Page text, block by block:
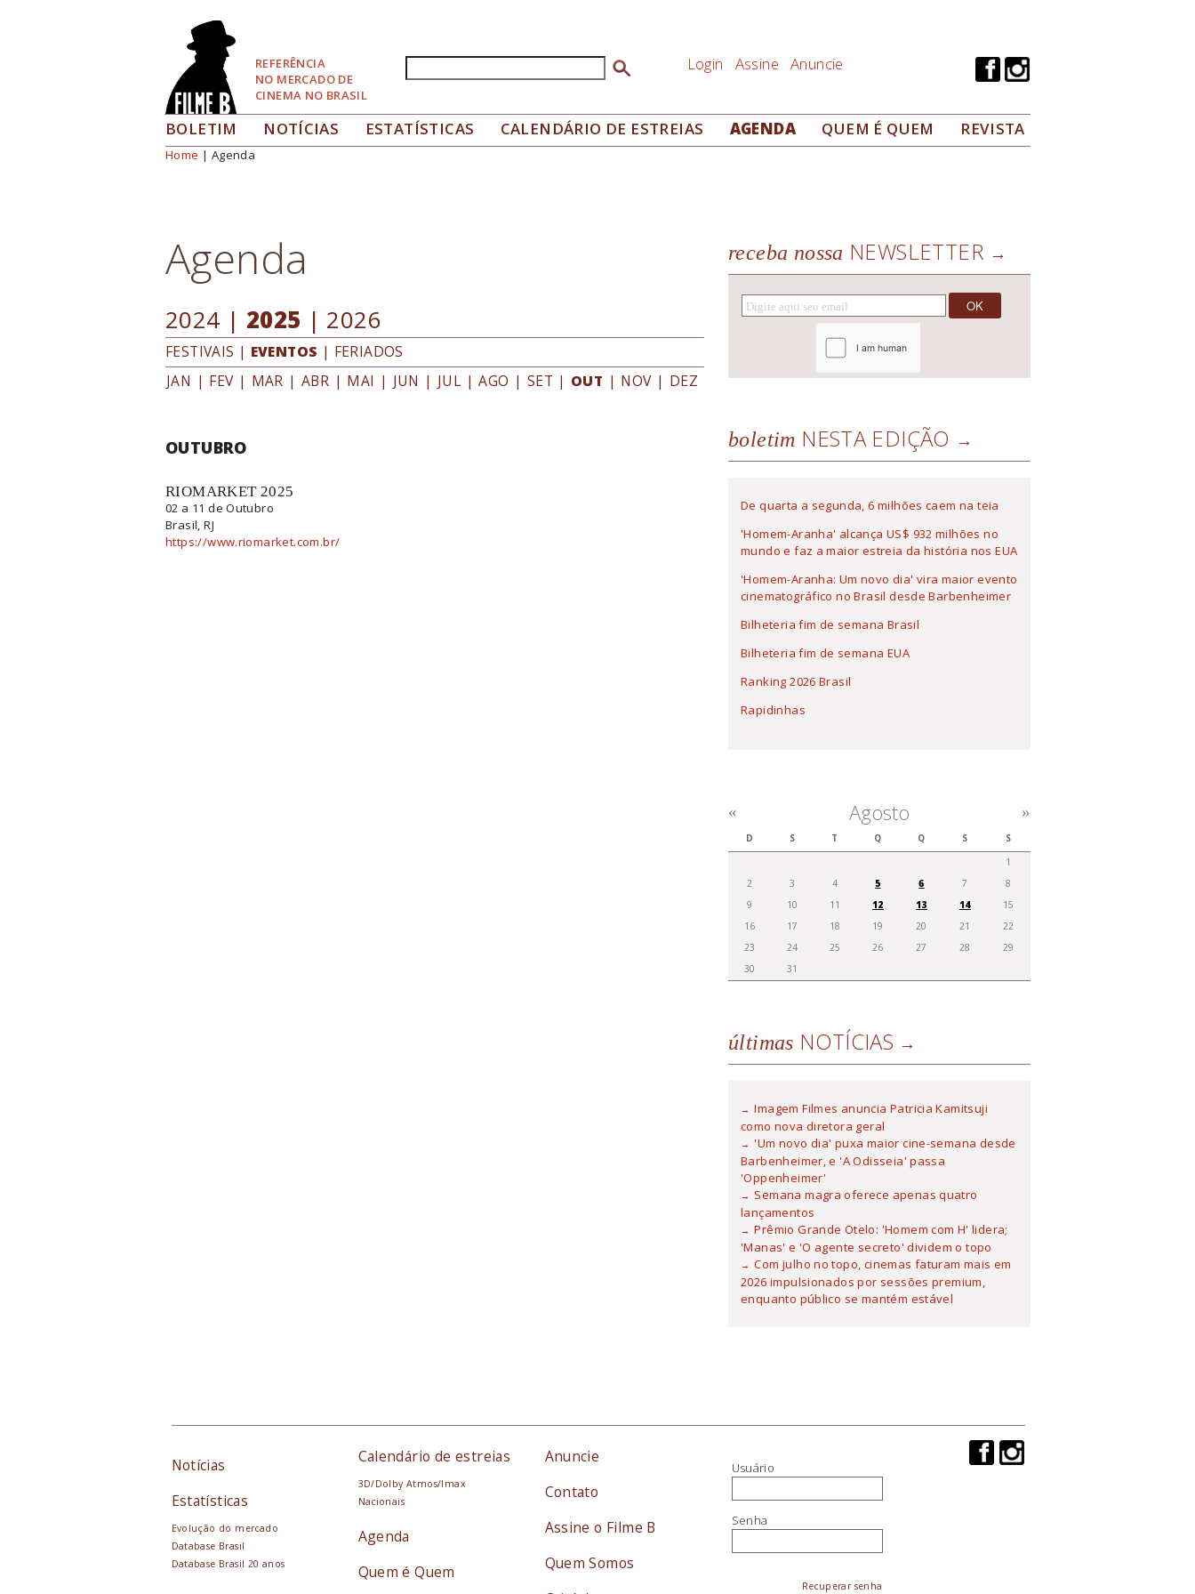
REFERÊNCIA
NO MERCADO DE
CINEMA NO BRASIL
Formulário de busca Login Assine Anuncie
BOLETIM NOTÍCIAS ESTATÍSTICAS CALENDÁRIO DE ESTREIAS AGENDA QUEM É QUEM REVISTA
Você está aqui
Home | Agenda
Agenda
2024 | 2025 | 2026
FESTIVAIS | EVENTOS | FERIADOS
JAN | FEV | MAR | ABR | MAI | JUN | JUL | AGO | SET | OUT | NOV | DEZ
OUTUBRO
RIOMARKET 2025
02 a 11 de Outubro
Brasil, RJ
https://www.riomarket.com.br/
receba nossa NEWSLETTER
boletim NESTA EDIÇÃO
De quarta a segunda, 6 milhões caem na teia
'Homem-Aranha' alcança US$ 932 milhões no
mundo e faz a maior estreia da história nos EUA
'Homem-Aranha: Um novo dia' vira maior evento
cinematográfico no Brasil desde Barbenheimer
Bilheteria fim de semana Brasil
Bilheteria fim de semana EUA
Ranking 2026 Brasil
Rapidinhas
Agosto
« »
D S T Q Q S
S
1
2
3 4 5 6 7
8
9
10 11 12 13 14
15
16
17 18 19 20 21
22
23
24 25 26 27 28
29
30
31
últimas NOTÍCIAS
Imagem Filmes anuncia Patricia Kamitsuji
como nova diretora geral
'Um novo dia' puxa maior cine-semana desde
Barbenheimer, e 'A Odisseia' passa
'Oppenheimer'
Semana magra oferece apenas quatro
lançamentos
Prêmio Grande Otelo: 'Homem com H' lidera;
'Manas' e 'O agente secreto' dividem o topo
Com julho no topo, cinemas faturam mais em
2026 impulsionados por sessões premium,
enquanto público se mantém estável
Notícias
Estatísticas
Evolução do mercado
Database Brasil
Database Brasil 20 anos
Calendário de estreias
3D/Dolby Atmos/Imax
Nacionais
Agenda
Quem é Quem
Anuncie
Contato
Assine o Filme B
Quem Somos
Usuário
Senha
Recuperar senha